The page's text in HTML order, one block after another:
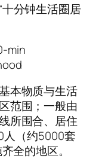
分钟生活圈居
min
本物质与生活
范围；一般由
所围合、居住
人（约5000套
全的地区。